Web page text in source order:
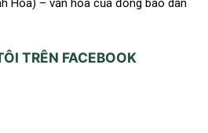
Hóa) – văn hóa của đồng bào dân
TRÊN FACEBOOK